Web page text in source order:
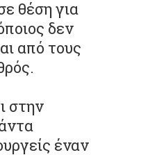
θέση για
δεν
από τους
στην
έναν